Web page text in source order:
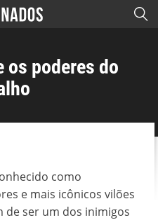
os poderes do
como
e mais icônicos vilões
de ser um dos inimigos